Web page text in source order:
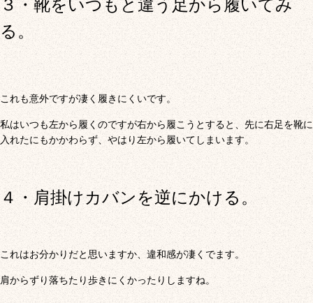
３・靴をいつもと違う足から履いてみ
る。
これも意外ですが凄く履きにくいです。
私はいつも左から履くのですが右から履こうとすると、先に右足を靴に
入れたにもかかわらず、やはり左から履いてしまいます。
４・肩掛けカバンを逆にかける。
これはお分かりだと思いますか、違和感が凄くでます。
肩からずり落ちたり歩きにくかったりしますね。